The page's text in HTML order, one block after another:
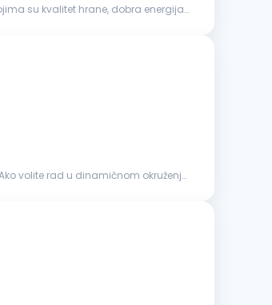
su kvalitet hrane, dobra energija i
volite rad u dinamičnom okruženju